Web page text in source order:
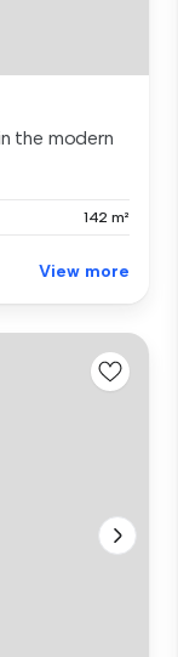
the modern
142 m²
View more